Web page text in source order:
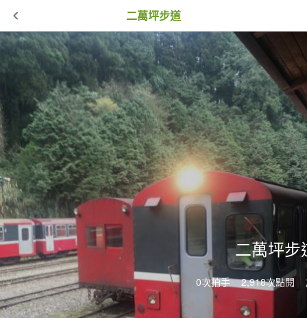
二萬坪步道
二萬坪步
0次拍手 2,918次點閱